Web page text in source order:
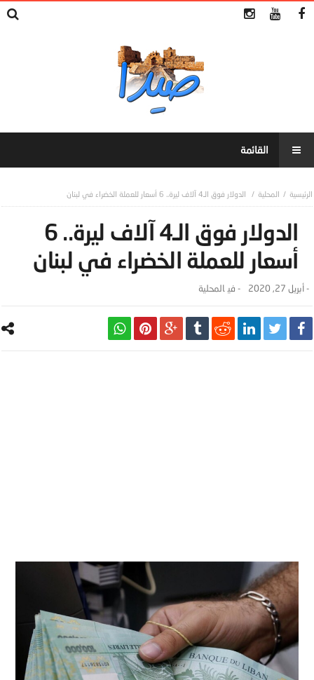
المحلية الدولار فوق الـ4 آلاف ليرة.. 6 أسعار للعملة الخضراء في لبنان
الدولار فوق الـ4 آلاف ليرة.. 6
أسعار للعملة الخضراء في لبنان
-أبريل 27, 2020 - ‎في المحلية